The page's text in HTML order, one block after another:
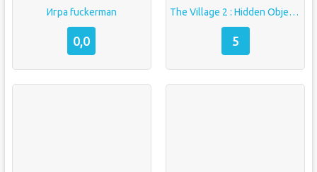
Игра fuckerman
0,0
The Village 2 : Hidden Object взлом Без рекламы
5